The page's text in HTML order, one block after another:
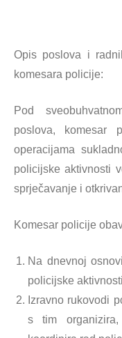
Opis poslova i
komesara policije:
Pod
poslova, komesar
operacijama
policijske aktivnosti
sprječavanje i
Komesar policije
Na dnevnoj
policijske
Izravno rukovodi
s tim